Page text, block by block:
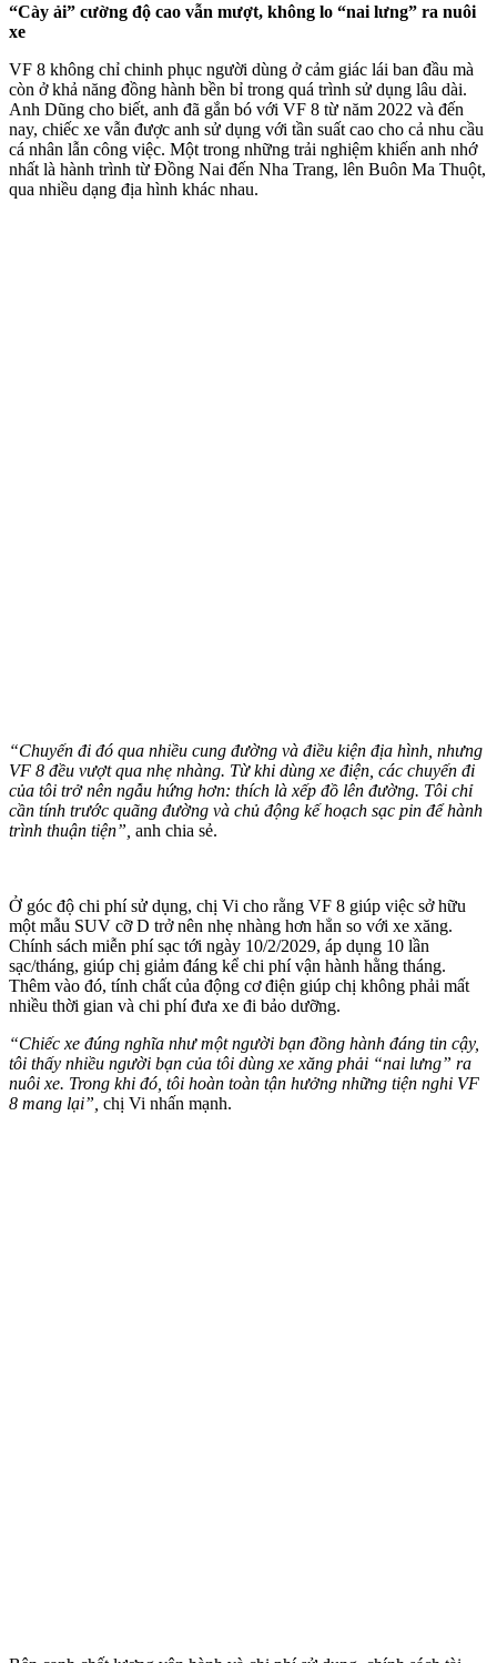
“Cày ải” cường độ cao vẫn mượt, không lo “nai lưng” ra nuôi
xe
VF 8 không chỉ chinh phục người dùng ở cảm giác lái ban đầu mà
còn ở khả năng đồng hành bền bỉ trong quá trình sử dụng lâu dài.
Anh Dũng cho biết, anh đã gắn bó với VF 8 từ năm 2022 và đến
nay, chiếc xe vẫn được anh sử dụng với tần suất cao cho cả nhu cầu
cá nhân lẫn công việc. Một trong những trải nghiệm khiến anh nhớ
nhất là hành trình từ Đồng Nai đến Nha Trang, lên Buôn Ma Thuột,
qua nhiều dạng địa hình khác nhau.
“Chuyến đi đó qua nhiều cung đường và điều kiện địa hình, nhưng
VF 8 đều vượt qua nhẹ nhàng. Từ khi dùng xe điện, các chuyến đi
của tôi trở nên ngẫu hứng hơn: thích là xếp đồ lên đường. Tôi chỉ
cần tính trước quãng đường và chủ động kế hoạch sạc pin để hành
trình thuận tiện”, anh chia sẻ.
Ở góc độ chi phí sử dụng, chị Vi cho rằng VF 8 giúp việc sở hữu
một mẫu SUV cỡ D trở nên nhẹ nhàng hơn hẳn so với xe xăng.
Chính sách miễn phí sạc tới ngày 10/2/2029, áp dụng 10 lần
sạc/tháng, giúp chị giảm đáng kể chi phí vận hành hằng tháng.
Thêm vào đó, tính chất của động cơ điện giúp chị không phải mất
nhiều thời gian và chi phí đưa xe đi bảo dưỡng.
“Chiếc xe đúng nghĩa như một người bạn đồng hành đáng tin cậy,
tôi thấy nhiều người bạn của tôi dùng xe xăng phải “nai lưng” ra
nuôi xe. Trong khi đó, tôi hoàn toàn tận hưởng những tiện nghi VF
8 mang lại”, chị Vi nhấn mạnh.